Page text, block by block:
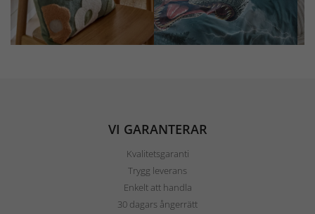
VI GARANTERAR
Kvalitetsgaranti
Trygg leverans
Enkelt att handla
30 dagars ångerrätt